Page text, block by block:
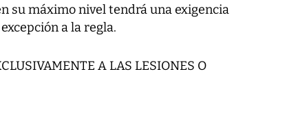
su máximo nivel tendrá una exigencia
a la regla.
A LAS LESIONES O